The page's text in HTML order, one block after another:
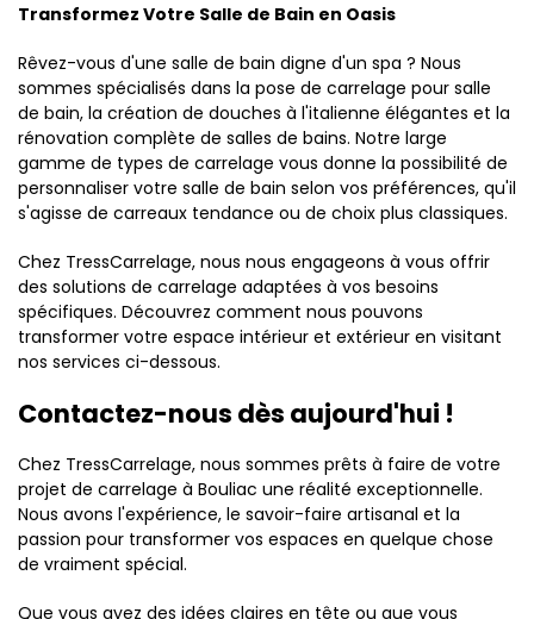
Transformez Votre Salle de Bain en Oasis
Rêvez-vous d'une salle de bain digne d'un spa ? Nous
sommes spécialisés dans la pose de carrelage pour salle
de bain, la création de douches à l'italienne élégantes et la
rénovation complète de salles de bains. Notre large
gamme de types de carrelage vous donne la possibilité de
personnaliser votre salle de bain selon vos préférences, qu'il
s'agisse de carreaux tendance ou de choix plus classiques.
Chez TressCarrelage, nous nous engageons à vous offrir
des solutions de carrelage adaptées à vos besoins
spécifiques. Découvrez comment nous pouvons
transformer votre espace intérieur et extérieur en visitant
nos services ci-dessous.
Contactez-nous dès aujourd'hui !
Chez TressCarrelage, nous sommes prêts à faire de votre
projet de carrelage à Bouliac une réalité exceptionnelle.
Nous avons l'expérience, le savoir-faire artisanal et la
passion pour transformer vos espaces en quelque chose
de vraiment spécial.
Que vous ayez des idées claires en tête ou que vous